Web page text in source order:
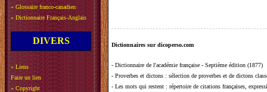
» Glossaire franco-canadien
» Dictionnaire Français-Anglais
DIVERS
» Liens
Faire un lien
» Copyright
Dictionnaires sur dicoperso.com
- Dictionnaire de l'académie française - Septième édition (1877)
- Proverbes et dictons : sélection de proverbes et de dictons
- Les mots qui restent : répertoire de citations françaises,